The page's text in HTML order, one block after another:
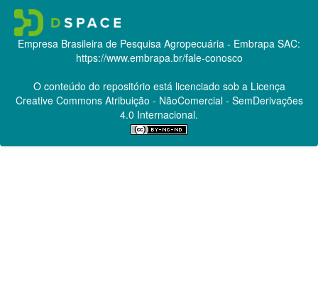
Empresa Brasileira de Pesquisa Agropecuária - Embrapa SAC:
https://www.embrapa.br/fale-conosco
O conteúdo do repositório está licenciado sob a Licença
Creative CommonsAtribuição - NãoComercial - SemDerivações
4.0 Internacional.